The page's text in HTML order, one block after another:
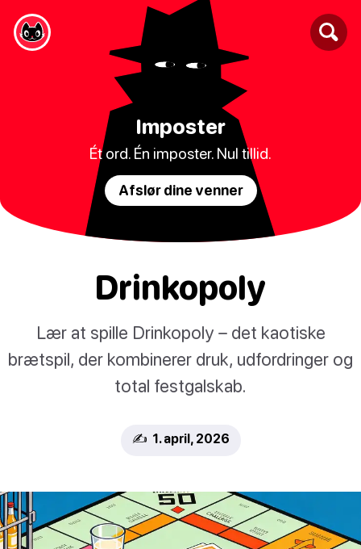
Imposter
Ét ord. Én imposter. Nul tillid.
Afslør dine venner
Drinkopoly
Lær at spille Drinkopoly – det kaotiske
brætspil, der kombinerer druk, udfordringer og
total festgalskab.
✍️ 1. april, 2026